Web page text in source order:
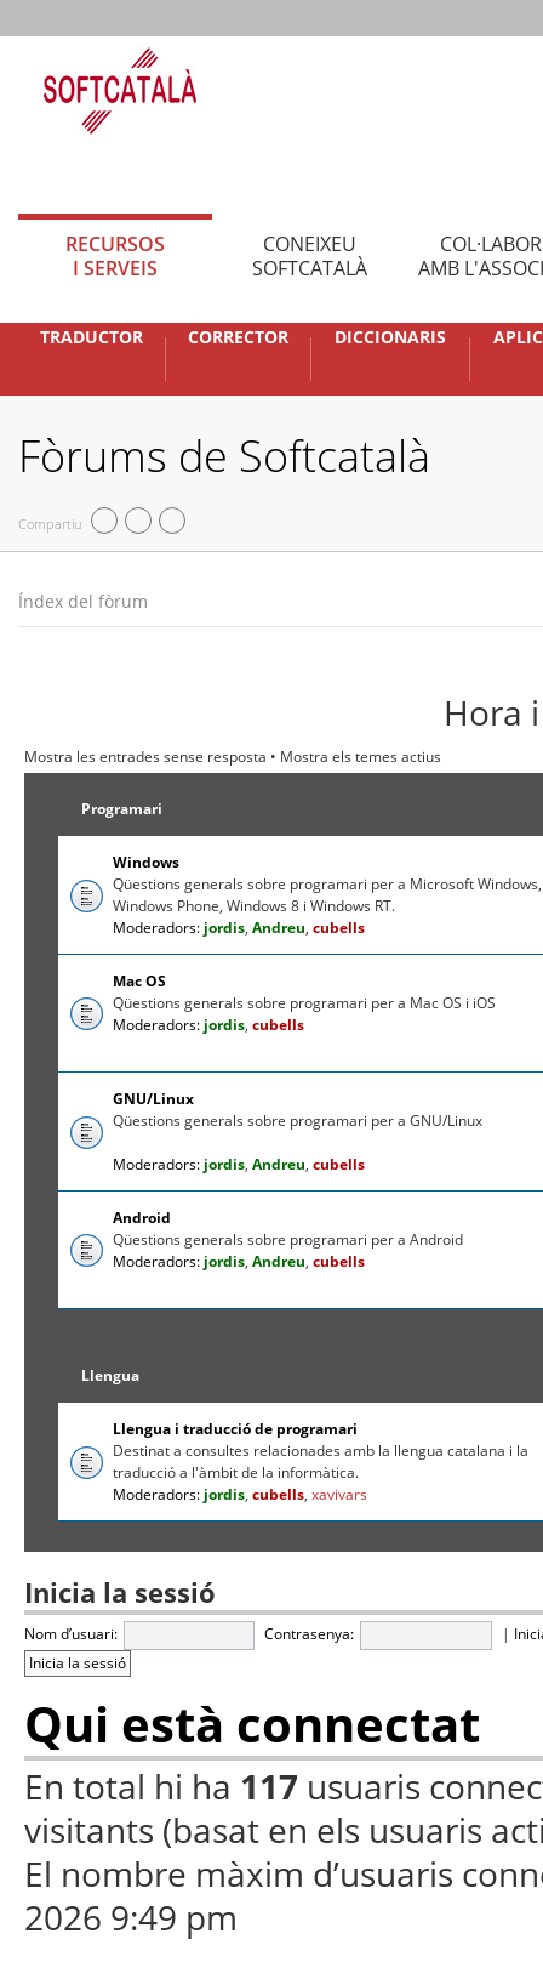
RECURSOS
I SERVEIS
CONEIXEU
SOFTCATALÀ
AMB
TRADUCTOR CORRECTOR DICCIONARIS
Fòrums de Softcatalà
Compartiu
Índex del fòrum
Hora
Mostra les entrades sense resposta • Mostra els temes actius
Programari
Windows
Qüestions generals sobre programari per a Microsoft Windows,
Windows Phone, Windows 8 i Windows RT.
Moderadors: jordis,Andreu,cubells
Mac OS
Qüestions generals sobre programari per a Mac OS i iOS
Moderadors: jordis,cubells
GNU/Linux
Qüestions generals sobre programari per a GNU/Linux
Moderadors: jordis,Andreu,cubells
Android
Qüestions generals sobre programari per a Android
Moderadors: jordis,Andreu,cubells
Llengua
Llengua i traducció de programari
Destinat a consultes relacionades amb la llengua catalana i la
traducció a l'àmbit de la informàtica.
Moderadors: jordis,cubells,xavivars
Inicia la sessió
Nom d’usuari: Contrasenya: |
Qui està connectat
En total hi ha 117 usuaris
visitants (basat en els usuaris
El nombre màxim d’usuaris
2026 9:49 pm